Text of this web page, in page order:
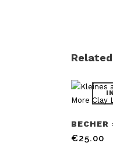
BECHER
€25.00